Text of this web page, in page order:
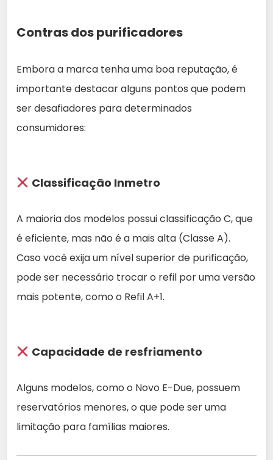
Contras dos purificadores
Embora a marca tenha uma boa reputação, é
importante destacar alguns pontos que podem
ser desafiadores para determinados
consumidores:
Classificação Inmetro
A maioria dos modelos possui classificação C, que
é eficiente, mas não é a mais alta (Classe A).
Caso você exija um nível superior de purificação,
pode ser necessário trocar o refil por uma versão
mais potente, como o Refil A+1.
Capacidade de resfriamento
Alguns modelos, como o Novo E-Due, possuem
reservatórios menores, o que pode ser uma
limitação para famílias maiores.